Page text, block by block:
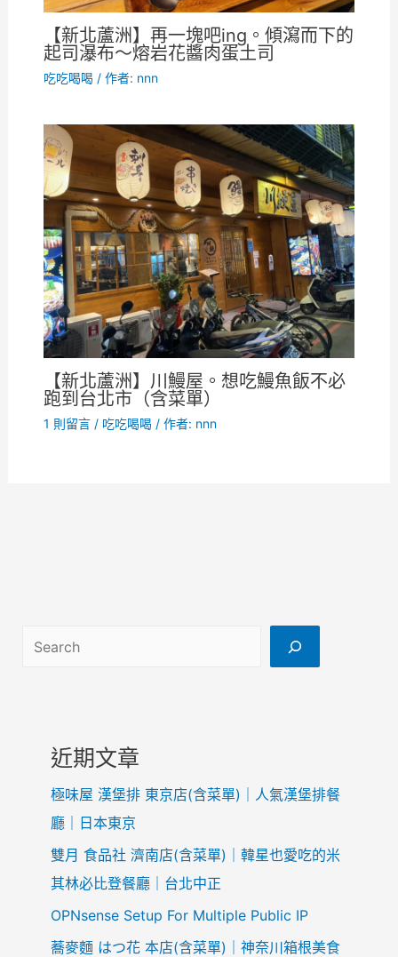
【新北蘆洲】再一塊吧ing。傾瀉而下的
起司瀑布～熔岩花醬肉蛋土司
吃吃喝喝 / 作者: nnn
【新北蘆洲】川鰻屋。想吃鰻魚飯不必
跑到台北市（含菜單）
1 則留言 / 吃吃喝喝 / 作者: nnn
搜尋
近期文章
極味屋 漢堡排 東京店(含菜單)｜人氣漢堡排餐
廳｜日本東京
雙月 食品社 濟南店(含菜單)｜韓星也愛吃的米
其林必比登餐廳｜台北中正
OPNsense Setup For Multiple Public IP
蕎麥麵 はつ花 本店(含菜單)｜神奈川箱根美食